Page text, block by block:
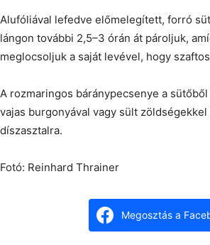
Alufóliával lefedve előmelegített, forró
lángon további 2,5–3 órán át pároljuk,
meglocsoljuk a saját levével, hogy
A rozmaringos báránypecsenye a
vajas burgonyával vagy sült
díszasztalra.
Fotó: Reinhard Thrainer
Megosztás a